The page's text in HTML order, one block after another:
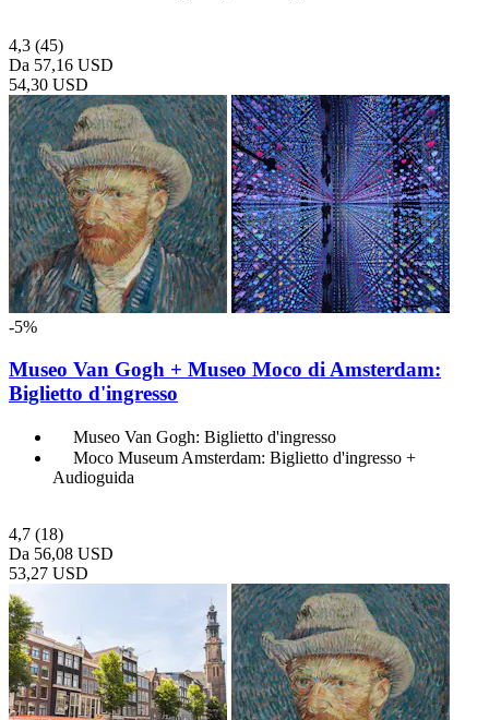
4,3 (45)
Da 57,16 USD
54,30 USD
-5%
Museo Van Gogh + Museo Moco di Amsterdam:
Biglietto d'ingresso
Museo Van Gogh: Biglietto d'ingresso
Moco Museum Amsterdam: Biglietto d'ingresso +
Audioguida
4,7 (18)
Da 56,08 USD
53,27 USD